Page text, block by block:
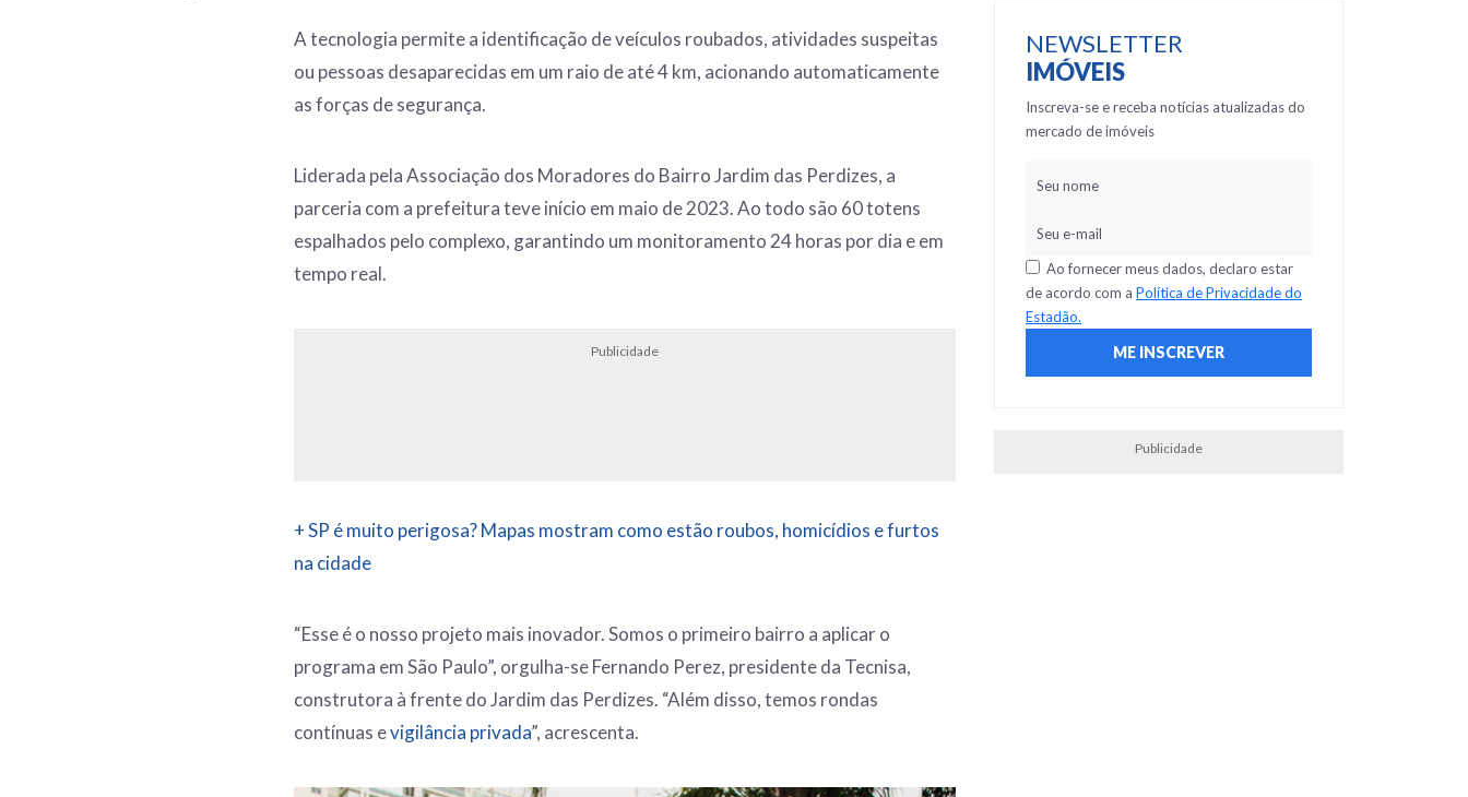
A tecnologia permite a identificação de veículos roubados, atividades suspeitas
ou pessoas desaparecidas em um raio de até 4 km, acionando automaticamente
as forças de segurança.
Liderada pela Associação dos Moradores do Bairro Jardim das Perdizes, a
parceria com a prefeitura teve início em maio de 2023. Ao todo são 60 totens
espalhados pelo complexo, garantindo um monitoramento 24 horas por dia e em
tempo real.
Publicidade
+ SP é muito perigosa? Mapas mostram como estão roubos, homicídios e furtos
na cidade
“Esse é o nosso projeto mais inovador. Somos o primeiro bairro a aplicar o
programa em São Paulo”, orgulha-se Fernando Perez, presidente da Tecnisa,
construtora à frente do Jardim das Perdizes. “Além disso, temos rondas
contínuas evigilância privada”, acrescenta.
NEWSLETTER
IMÓVEIS
Inscreva-se e receba notícias atualizadas do
mercado de imóveis
Ao fornecer meus dados, declaro estar
de acordo com a Política de Privacidade do
Estadão.
Publicidade